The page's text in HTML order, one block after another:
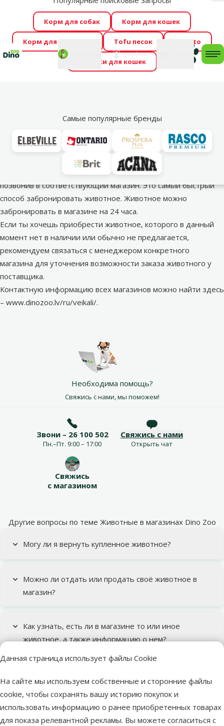
Весь месяц Dino Zoo предлагает отличные цены на
ТОП-овые корма! 🍖
→Ознакомиться!
Фотоконкурс “GADA ŪSAIŅI”! Возможно Твой питомец
станет звездой 2027 →Участвовать
Данная страница использует файлы Cookie
На сайте мы используем собственные и сторонние файлы
cookie, чтобы сохранять вашу историю покупок и
использовать информацию о ранее приобретенных товарах
для показа релевантной рекламы. Вы можете согласиться с
Мой
профиль
Корм для собак Корм для кошек
Корм для грызунов Tofu песок Foresto
Домики для кошек
Самые популярные бренды
Могу ли я заказать животное?
Животных можно приобрести только в фактических
Если животное есть в магазине, его можно забронировать,
позвонив в соответствующий магазин. Это самый быстрый
способ забронировать животное. Животное можно
забронировать в магазине на 24 часа.
Если ты хочешь приобрести животное, которого в данный
момент нет в наличии или обычно не предлагается,
рекомендуем связаться с менеджером конкретного
магазина для уточнения возможности заказа животного у
поставщика.
Контактную информацию всех магазинов можно найти здесь
– www.dinozoo.lv/ru/veikali/.
Необходима помощь?
Свяжись с нами, мы поможем!
Звони – 26 100 502
Пн.–Пт. 9:00 – 17:00
Свяжись с нами
Открыть чат
Свяжись
с магазином
Другие вопросы по теме Животные в магазинах Dino Zoo
Могу ли я вернуть купленное животное?
Можно ли отдать или продать своё животное в
магазин?
Как узнать, есть ли в магазине то или иное
животное, а также информацию о нем?
Все темы поддержки
Оплата заказов Обмен и возврат
Претензии и
несоответствие
товара
Доставка заказов